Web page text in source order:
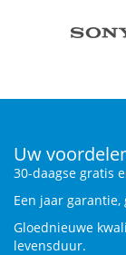
Uw
30-daagse gratis
Een jaar
Gloednieuwe
levensduur.